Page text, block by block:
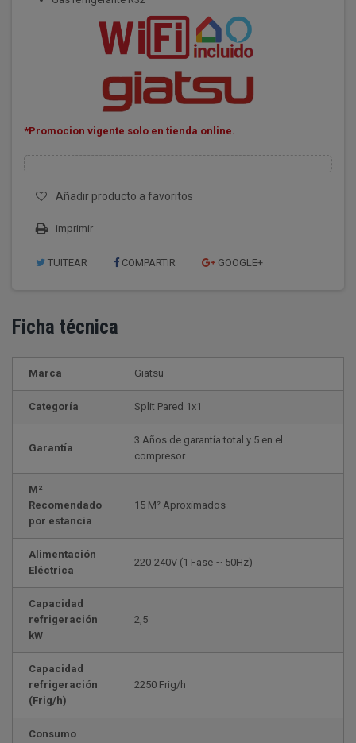
*Promocion vigente solo en tienda online.
Añadir producto a favoritos
imprimir
TUITEAR COMPARTIR GOOGLE+
Ficha técnica
Marca Giatsu
Categoría Split Pared 1x1
Garantía
3 Años de garantía total y 5 en el
compresor
M²
Recomendado
por estancia
15 M² Aproximados
Alimentación
Eléctrica
220-240V (1 Fase ~ 50Hz)
Capacidad
refrigeración
kW
2,5
Capacidad
refrigeración
(Frig/h)
2250 Frig/h
Consumo